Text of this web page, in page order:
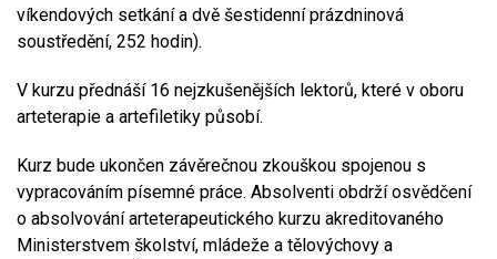
víkendových setkání a dvě šestidenní prázdninová
soustředění, 252 hodin).
V kurzu přednáší 16 nejzkušenějších lektorů, které v oboru
arteterapie a artefiletiky působí.
Kurz bude ukončen závěrečnou zkouškou spojenou s
vypracováním písemné práce. Absolventi obdrží osvědčení
o absolvování arteterapeutického kurzu akreditovaného
Ministerstvem školství, mládeže a tělovýchovy a